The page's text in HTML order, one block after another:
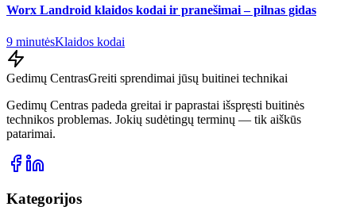
Worx Landroid klaidos kodai ir pranešimai – pilnas gidas
9 minutėsKlaidos kodai
Gedimų CentrasGreiti sprendimai jūsų buitinei technikai
Gedimų Centras padeda greitai ir paprastai išspręsti buitinės
technikos problemas. Jokių sudėtingų terminų — tik aiškūs
patarimai.
Kategorijos